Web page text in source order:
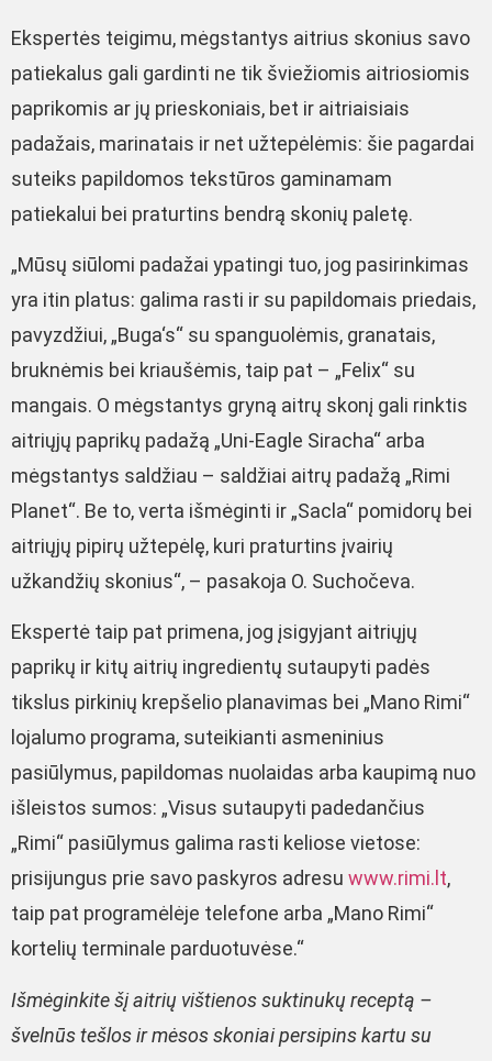
Ekspertės teigimu, mėgstantys aitrius skonius savo
patiekalus gali gardinti ne tik šviežiomis aitriosiomis
paprikomis ar jų prieskoniais, bet ir aitriaisiais
padažais, marinatais ir net užtepėlėmis: šie pagardai
suteiks papildomos tekstūros gaminamam
patiekalui bei praturtins bendrą skonių paletę.
„Mūsų siūlomi padažai ypatingi tuo, jog pasirinkimas
yra itin platus: galima rasti ir su papildomais priedais,
pavyzdžiui, „Buga‘s“ su spanguolėmis, granatais,
bruknėmis bei kriaušėmis, taip pat – „Felix“ su
mangais. O mėgstantys gryną aitrų skonį gali rinktis
aitriųjų paprikų padažą „Uni-Eagle Siracha“ arba
mėgstantys saldžiau – saldžiai aitrų padažą „Rimi
Planet“. Be to, verta išmėginti ir „Sacla“ pomidorų bei
aitriųjų pipirų užtepėlę, kuri praturtins įvairių
užkandžių skonius“, – pasakoja O. Suchočeva.
Ekspertė taip pat primena, jog įsigyjant aitriųjų
paprikų ir kitų aitrių ingredientų sutaupyti padės
tikslus pirkinių krepšelio planavimas bei „Mano Rimi“
lojalumo programa, suteikianti asmeninius
pasiūlymus, papildomas nuolaidas arba kaupimą nuo
išleistos sumos: „Visus sutaupyti padedančius
„Rimi“ pasiūlymus galima rasti keliose vietose:
prisijungus prie savo paskyros adresu www.rimi.lt,
taip pat programėlėje telefone arba „Mano Rimi“
kortelių terminale parduotuvėse.“
Išmėginkite šį aitrių vištienos suktinukų receptą –
švelnūs tešlos ir mėsos skoniai persipins kartu su